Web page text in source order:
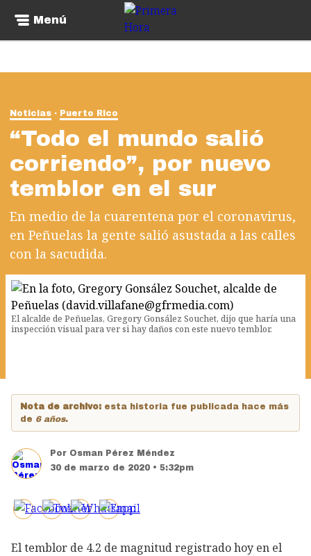
Menú
Noticias Puerto Rico
“Todo el mundo salió
corriendo”, por nuevo
temblor en el sur
En medio de la cuarentena por el coronavirus,
en Peñuelas la gente salió asustada a las calles
con la sacudida.
El alcalde de Peñuelas, Gregory Gonsález Souchet, dijo que haría una
inspección visual para ver si hay daños con este nuevo temblor.
Nota de archivo: esta historia fue publicada hace más
de 6 años.
Por Osman Pérez Méndez
30 de marzo de 2020 • 5:32pm
El temblor de 4.2 de magnitud registrado hoy en el